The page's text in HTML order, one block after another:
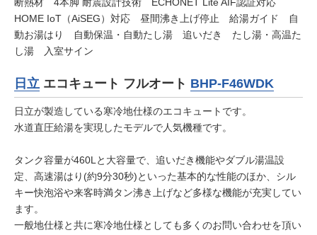
HOME IoT（AiSEG）対応 昼間沸き上げ停止 給湯ガイド 自
動お湯はり 自動保温・自動たし湯 追いだき たし湯・高温た
し湯 入室サイン
日立 エコキュート フルオート BHP-F46WDK
日立が製造している寒冷地仕様のエコキュートです。
水道直圧給湯を実現したモデルで人気機種です。
タンク容量が460Lと大容量で、追いだき機能やダブル湯温設
定、高速湯はり(約9分30秒)といった基本的な性能のほか、シル
キー快泡浴や来客時満タン沸き上げなど多様な機能が充実してい
ます。
一般地仕様と共に寒冷地仕様としても多くのお問い合わせを頂い